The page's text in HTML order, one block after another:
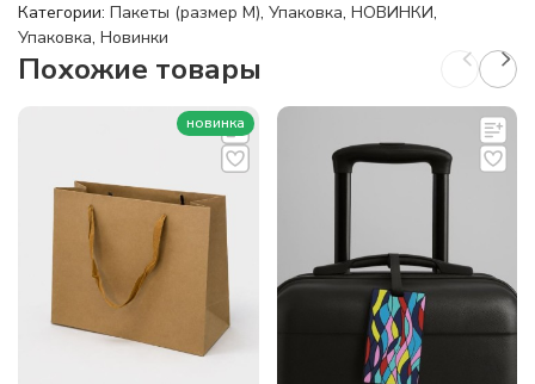
Категории: Пакеты (размер M), Упаковка, НОВИНКИ,
Упаковка, Новинки
Похожие товары
новинка